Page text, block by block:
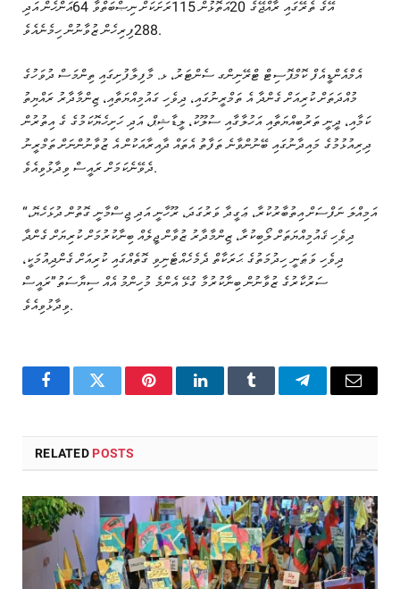
އޭގެ ތެރޭގައި ރާއްޖޭގެ 20އަތޮޅުން 115ރަށަކަށް ނިޞްބަތްވާ 64އަންހެން އަދި
288ފިރިހެން ޒުވާނުން ހިމެނެއެވެ.
އެމްއެންޑީއެފް ކޮމްޕޮސިޓް ޓްރޭނިންގ ސެންޓަރު، ޅ. މާފިލާފުށިގައި ތިންމަސް ދުވަހުގެ
މުއްދަތަށް ކުރިއަށް ގެންދާ އެ ތަމްރީނުގައި، ދިވެހި ގައުމިއްޔަތާއި، ޒިންމާދާރު ރައްޔިތު
ކަމާއި، ދީނީ ތަރުބިއްޔަތާއި އަހުލާގާއި ސުލޫކު، ލީޑާޝިޕް، އަދި ހަށިހެޔޮކަމުގެ ގެ އިތުރުން
ދިރިއުޅުމުގެ މައިދާނުގައި ބޭނުންވާނެ ތަފާތު އެތައް ދާއިރާއަކުން އެ ޒުވާނުންނަށް ތަމްރީނު
ދެވޭނެކަމަށް ރައީސް ވިދާޅުވިއެވެ.
“އަމިއްލަ ނަފްސަށް އިތުބާރުކުރާ، ޢަގީދާ ވަރުގަދަ، ރޫހާނީ އަދި ޖިސްމާނީ ގޮތުން ދުޅަހެޔޮ،
ދިވެހި ޤައުމިއްޔަތަށް ލޯބިކުރާ، ޒިންމާދާރު ޒުވާން ޖީލެއް ބިނާކުރުމަށް ކުރިޔަށް ގެންދާ
ދިވެހި ވަޠަނީ ހިދުމަތުގެ ޙަރަކާތް ދެމެހެއްޓެނިވި ގޮތެއްގައި ކުރިއަށް ގެންދިއުމަކީ،
ސަރުކާރުގެ ޒުވާނުން ބިނާކުރުމާ ގުޅޭ އެންމެ މުހިންމު އެއް ސިޔާސަތު”ރައީސް
ވިދާޅުވިއެވެ.
FacebookTwitter PinterestLinkedInTumblr TelegramEmail
RELATED POSTS